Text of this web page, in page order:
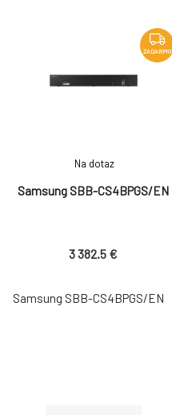
ZADARMO
Samsung SBB-CS4BPGS/EN
Na dotaz
3 382.5 €
Samsung SBB-CS4BPGS/EN